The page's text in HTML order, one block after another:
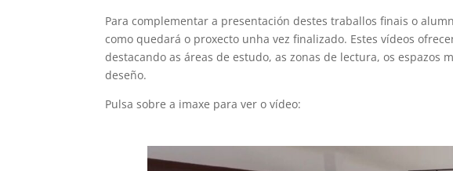
Para complementar a presentación destes traballos finais o
como quedará o proxecto unha vez finalizado. Estes vídeos
destacando as áreas de estudo, as zonas de lectura, os
deseño.
Pulsa sobre a imaxe para ver o vídeo: